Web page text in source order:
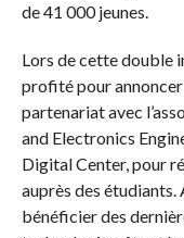
de 41 000 jeunes.
Lors de cette double
profité pour annoncer
partenariat avec
and Electronics
Digital Center, pour
auprès des étudiants.
bénéficier des